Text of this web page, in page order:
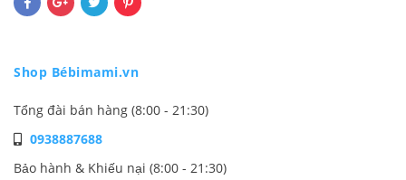
Shop Bébimami.vn
Tổng đài bán hàng (8:00 - 21:30)
0938887688
Bảo hành & Khiếu nại (8:00 - 21:30)